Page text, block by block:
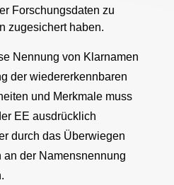
Forschungsdaten zu
zugesichert haben.
Nennung von Klarnamen
der wiedererkennbaren
und Merkmale muss
EE ausdrücklich
durch das Überwiegen
an der Namensnennung